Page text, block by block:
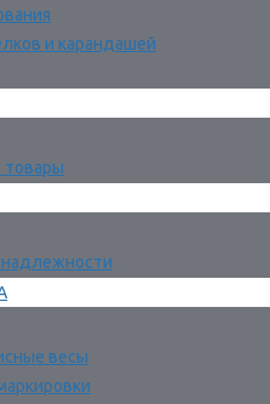
и карандашей
товары
весы